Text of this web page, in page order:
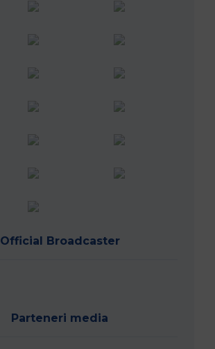
Official Broadcaster
Parteneri media